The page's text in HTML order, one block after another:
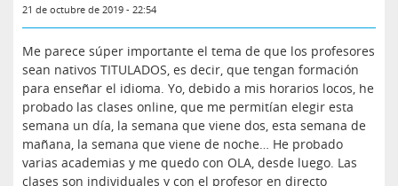
21 de octubre de 2019 - 22:54
Me parece súper importante el tema de que los profesores
sean nativos TITULADOS, es decir, que tengan formación
para enseñar el idioma. Yo, debido a mis horarios locos, he
probado las clases online, que me permitían elegir esta
semana un día, la semana que viene dos, esta semana de
mañana, la semana que viene de noche… He probado
varias academias y me quedo con OLA, desde luego. Las
clases son individuales y con el profesor en directo